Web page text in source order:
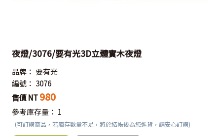
夜燈/3076/要有光3D立體實木夜燈
品牌： 要有光
編號： 3076
售價 NT 980
參考庫存量： 1
(可訂購商品，若庫存數量不足，將於結帳後為您進貨，請安心訂購)